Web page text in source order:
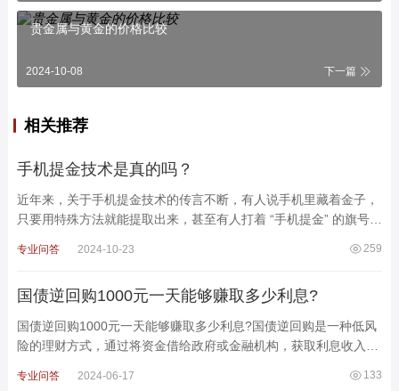
贵金属与黄金的价格比较
2024-10-08 下一篇
相关推荐
手机提金技术是真的吗？
近年来，关于手机提金技术的传言不断，有人说手机里藏着金子，
只要用特殊方法就能提取出来，甚至有人打着 “手机提金” 的旗号进
259
专业问答 2024-10-23
国债逆回购1000元一天能够赚取多少利息?
国债逆回购1000元一天能够赚取多少利息?国债逆回购是一种低风
险的理财方式，通过将资金借给政府或金融机构，获取利息收入。
133
专业问答 2024-06-17